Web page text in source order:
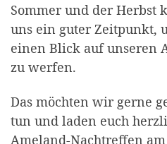
Sommer und der Herbst
uns ein guter Zeitpunkt,
einen Blick auf unseren
zu werfen.
Das möchten wir gerne
tun und laden euch
Ameland-Nachtreffen